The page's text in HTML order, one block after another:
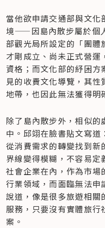
當他欲申請交通部與文化
境——因島內散步屬於個
部觀光局所設定的「團體
才剛成立、尚未正式營運
資格；而文化部的紓困方
見的收費文化導覽，其性
地帶，也因此無法獲得明
除了島內散步外，相似的
中。邱翊在臉書貼文寫道
從消費需求的轉變找到新
界線變得模糊，不容易定
社會企業在內，作為市場
行業領域，而面臨無法申
說道，像是很多旅遊相關
服務，只要沒有實體旅行
案。